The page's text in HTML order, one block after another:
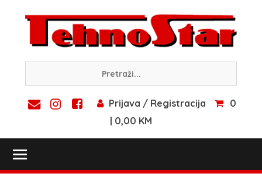
content
Prijava / Registracija
0
| 0,00 KM